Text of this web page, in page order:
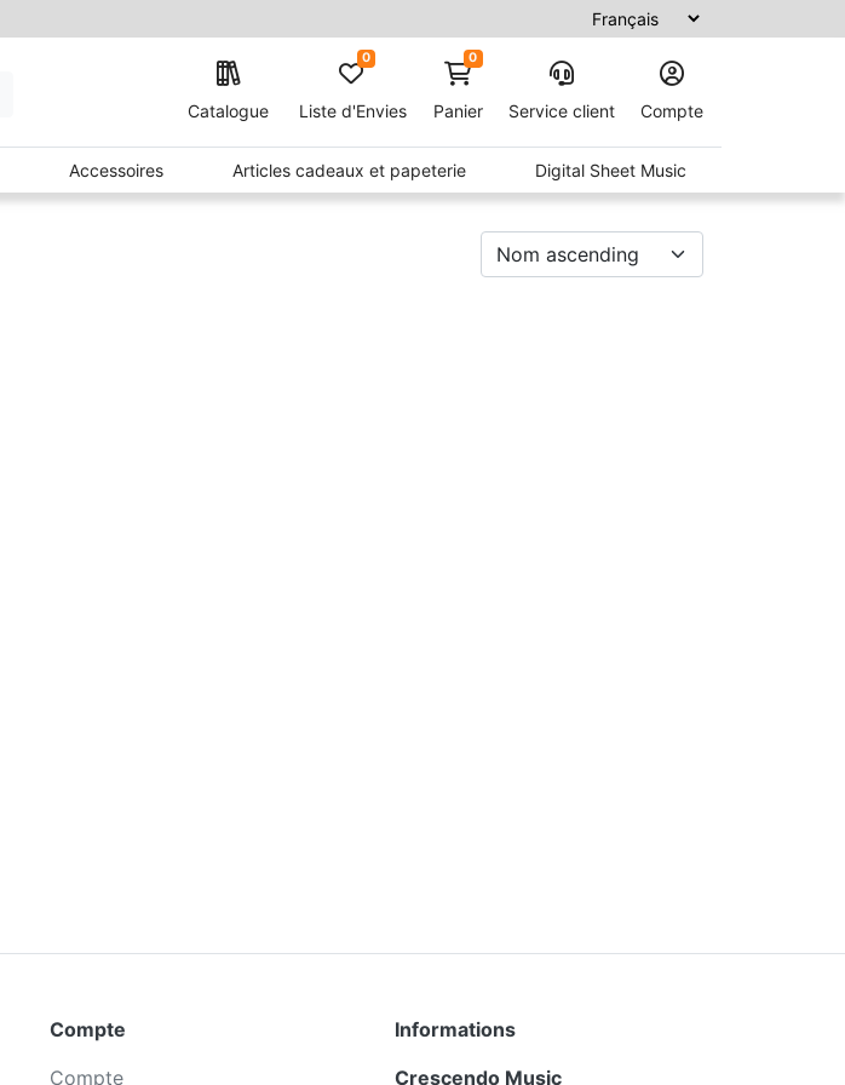
Catalogue Liste d'Envies
0 0
Panier Service client Compte
Accessoires Articles cadeaux et papeterie Digital Sheet Music
Compte
Compte
Informations
Crescendo Music